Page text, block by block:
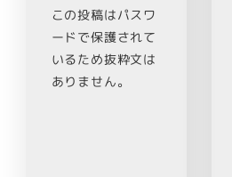
この投稿はパスワ
ードで保護されて
いるため抜粋文は
ありません。